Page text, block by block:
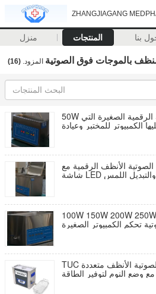
ZHANGJIAGANG
منزل المنتجات بنا
بالموجات فوق الصوتية المزود. (16)
50W منظف بالموجات فوق الصوتية الرقمية الصغيرة التي
الكمبيوتر للمختبر وعيادة
الأنظف الرقمية مع
شاشة LED والتبديل اللمس
100W 150W 200W 250W متوسطة الحجم معدات
تحكم الكمبيوتر الصغيرة
TUC سلسلة بالموجات فوق الصوتية الأنظف متعددة
وضع النوم لتوفير الطاقة